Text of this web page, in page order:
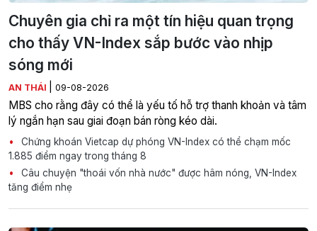
Chuyên gia chỉ ra một tín hiệu quan trọng
cho thấy VN-Index sắp bước vào nhịp
sóng mới
AN THÁI 09-08-2026
MBS cho rằng đây có thể là yếu tố hỗ trợ thanh khoản và tâm
lý ngắn hạn sau giai đoạn bán ròng kéo dài.
Chứng khoán Vietcap dự phóng VN-Index có thể chạm mốc
1.885 điểm ngay trong tháng 8
Câu chuyện "thoái vốn nhà nước" được hâm nóng, VN-Index
tăng điểm nhẹ